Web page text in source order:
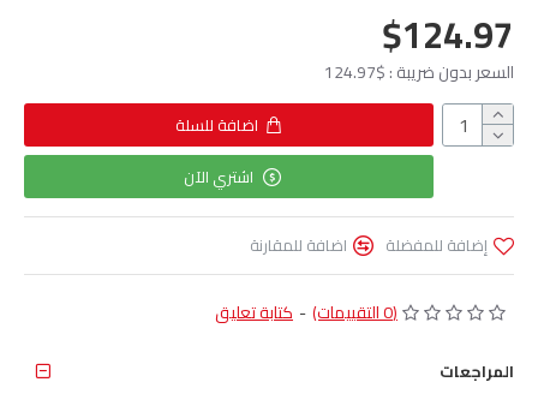
(0 التقييمات) - كتابة تعليق
$124.97
السعر بدون ضريبة : $124.97
اضافة للسلة
اشتري الآن
إضافة للمفضلة اضافة للمقارنة
المراجعات